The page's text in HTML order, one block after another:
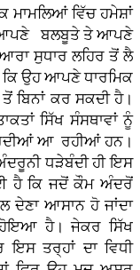
ਮਾਮਲਿਆਂ ਵਿੱਚ ਹਮੇਸ਼ਾਂ
ਆਪਣੇ ਬਲਬੂਤੇ ਤੇ ਆਪਣੇ
ਸੁਧਾਰ ਲਹਿਰ ਤੋਂ ਲੈ
ਉਹ ਆਪਣੇ ਧਾਰਮਿਕ
ਬਿਨਾਂ ਕਰ ਸਕਦੀ ਹੈ।
ਸਿੱਖ ਸੰਸਥਾਵਾਂ ਨੂੰ
ਆ ਰਹੀਆਂ ਹਨ।
ਧੜੇਬੰਦੀ ਹੀ ਇਸ
ਹੈ ਕਿ ਜਦੋਂ ਕੌਮ ਅੰਦਰੋਂ
ਦੇਣਾ ਆਸਾਨ ਹੋ ਜਾਂਦਾ
ਹੋਇਆ ਹੈ। ਜੇਕਰ ਸਿੱਖ
ਤਰ੍ਹਾਂ ਦਾ ਵਿਧੀ